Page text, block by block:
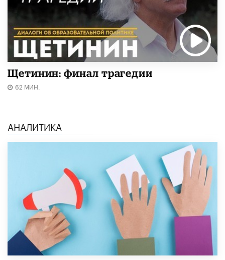
Щетинин: финал трагедии
62 МИН.
АНАЛИТИКА